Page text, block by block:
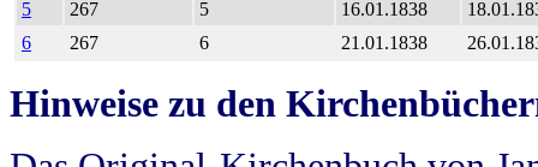
5
267 5 16.01.1838
6
267 6 21.01.1838
Hinweise zu den